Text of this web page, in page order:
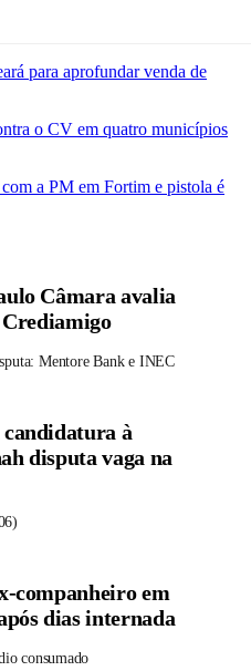
para aprofundar venda de
o CV em quatro municípios
a PM em Fortim e pistola é
Câmara avalia
Mentore Bank e INEC
à
disputa vaga na
companheiro em
dias internada
consumado